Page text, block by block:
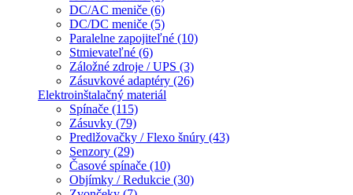
DC/AC meniče (6)
DC/DC meniče (5)
Paralelne zapojiteľné (10)
Stmievateľné (6)
Záložné zdroje / UPS (3)
Zásuvkové adaptéry (26)
Elektroinštalačný materiál
Spínače (115)
Zásuvky (79)
Predlžovačky / Flexo šnúry (43)
Senzory (29)
Časové spínače (10)
Objímky / Redukcie (30)